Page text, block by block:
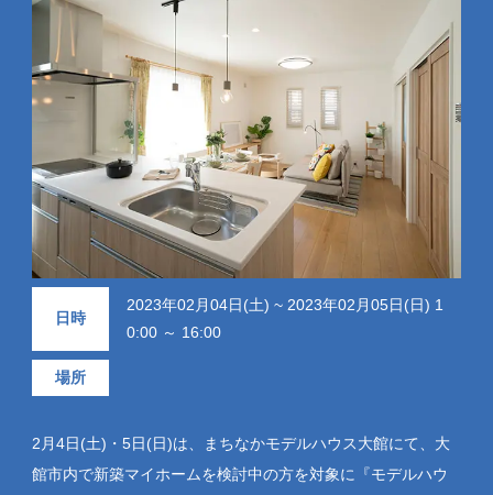
日時
2023年02月04日(土) ~ 2023年02月05日(日) 1
0:00 ～ 16:00
場所
2月4日(土)・5日(日)は、まちなかモデルハウス大館にて、大
館市内で新築マイホームを検討中の方を対象に『モデルハウ